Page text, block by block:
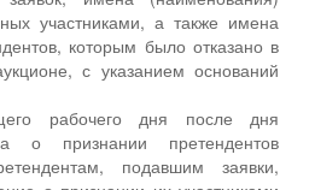
участниками, а также имена
которым было отказано в
с указанием оснований
рабочего дня после дня
о признании претендентов
подавшим заявки,